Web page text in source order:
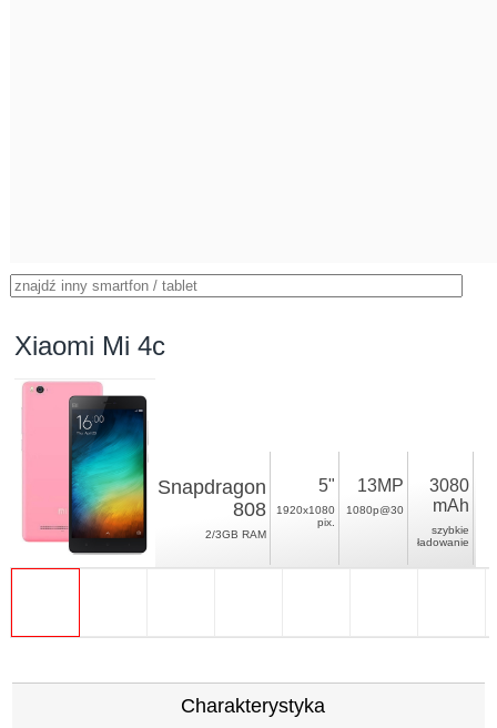
Xiaomi Mi 4c
Snapdragon
808
2/3GB RAM
5"
1920x1080
pix.
13MP
1080p@30
3080
mAh
szybkie
ładowanie
Charakterystyka